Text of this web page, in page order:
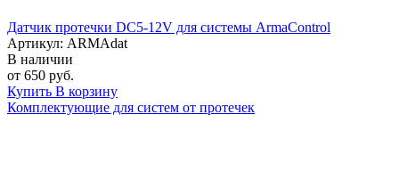
Датчик протечки DC5-12V для системы ArmaControl
Артикул: ARMAdat
В наличии
от 650 руб.
Купить В корзину
Комплектующие для систем от протечек